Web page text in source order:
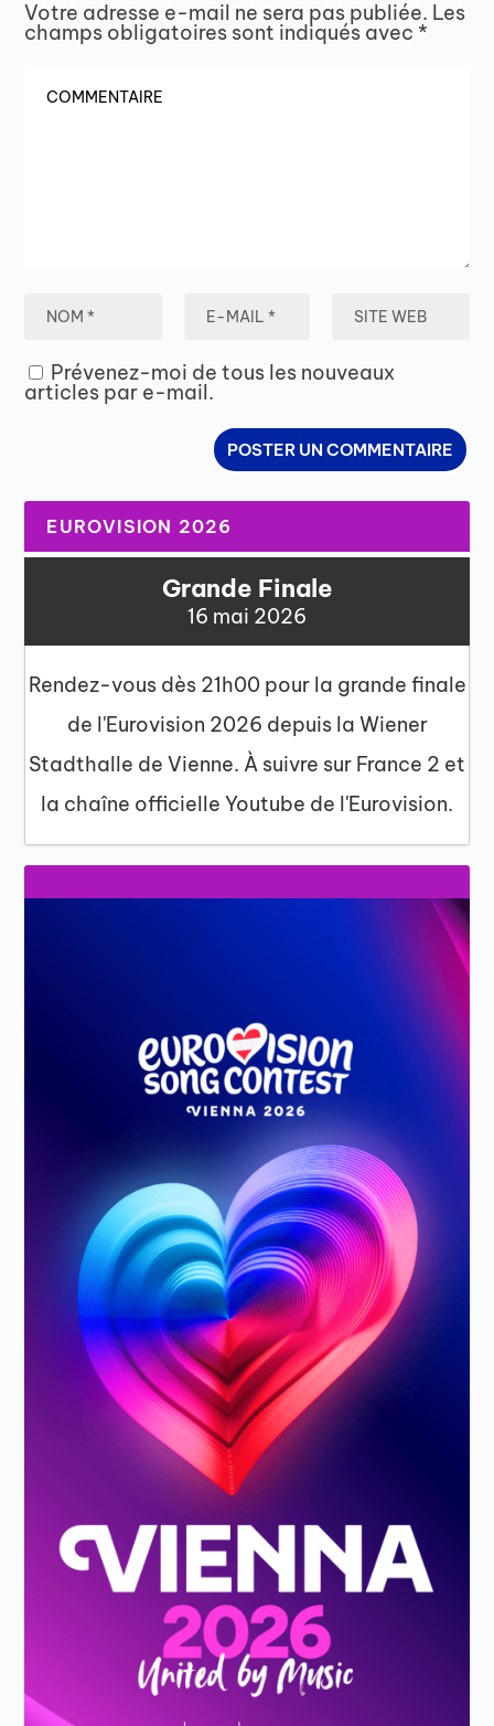
Votre adresse e-mail ne sera pas publiée. Les
champs obligatoires sont indiqués avec *
Prévenez-moi de tous les nouveaux
articles par e-mail.
EUROVISION 2026
Grande Finale
16 mai 2026
Rendez-vous dès 21h00 pour la grande finale
de l'Eurovision 2026 depuis la Wiener
Stadthalle de Vienne. À suivre sur France 2 et
la chaîne officielle Youtube de l'Eurovision.